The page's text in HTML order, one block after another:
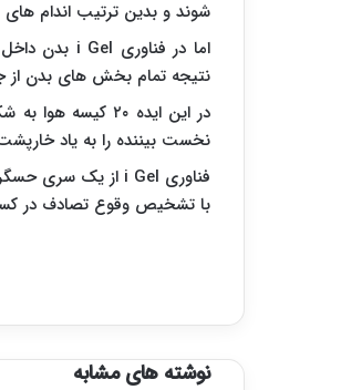
شوند و بدین ترتیب اندام
اما در فناوری i Gel بدن
نتیجه تمام بخش های بدن از
در این ایده ۲۰
نخست بیننده را به یاد
فناوری i Gel از یک سری
با تشخیص وقوع تصادف در
نوشته های مشابه